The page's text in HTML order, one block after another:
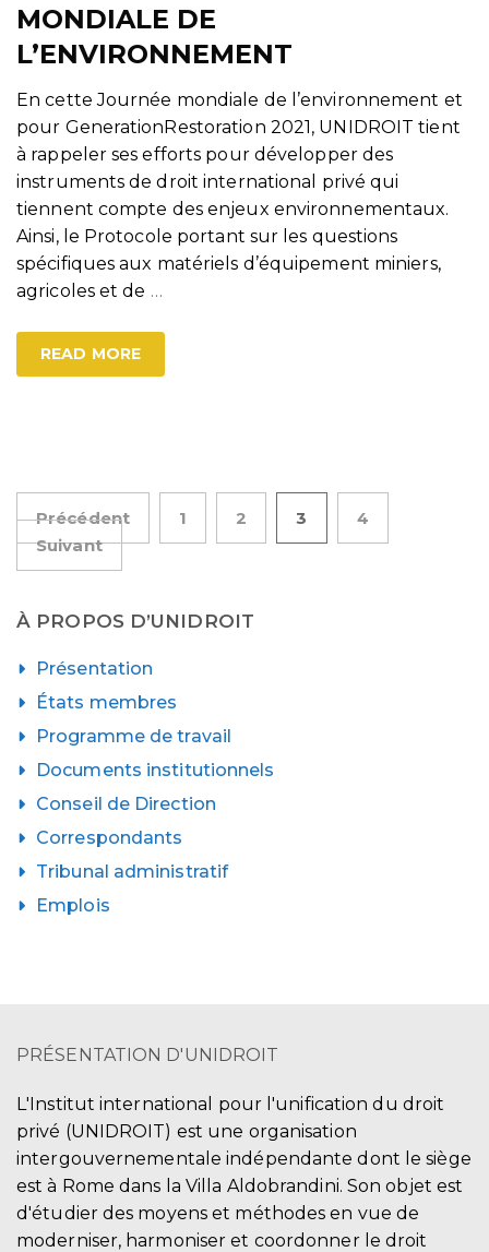
MONDIALE DE
L’ENVIRONNEMENT
En cette Journée mondiale de l’environnement et
pour GenerationRestoration 2021, UNIDROIT tient
à rappeler ses efforts pour développer des
instruments de droit international privé qui
tiennent compte des enjeux environnementaux.
Ainsi, le Protocole portant sur les questions
spécifiques aux matériels d’équipement miniers,
agricoles et de …
READ MORE
Pagination
des
publications
Précédent 1 2 3
4
Suivant
À PROPOS D’UNIDROIT
Présentation
États membres
Programme de travail
Documents institutionnels
Conseil de Direction
Correspondants
Tribunal administratif
Emplois
PRÉSENTATION D'UNIDROIT
L'Institut international pour l'unification du droit
privé (UNIDROIT) est une organisation
intergouvernementale indépendante dont le siège
est à Rome dans la Villa Aldobrandini. Son objet est
d'étudier des moyens et méthodes en vue de
moderniser, harmoniser et coordonner le droit